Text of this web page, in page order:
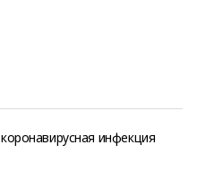
коронавирусная инфекция